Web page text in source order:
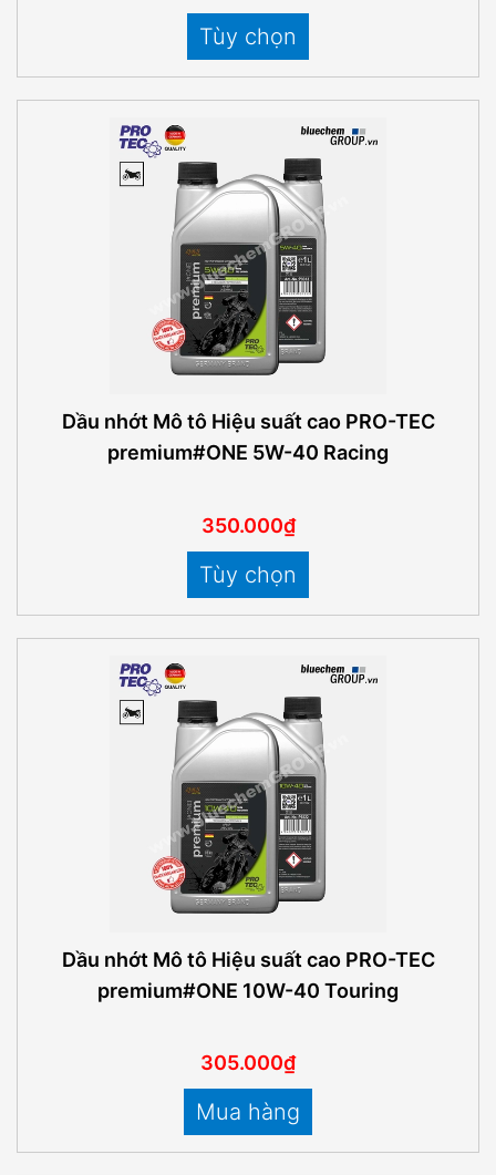
Tùy chọn
Dầu nhớt Mô tô Hiệu suất cao PRO-TEC
premium#ONE 5W-40 Racing
350.000₫
Tùy chọn
Dầu nhớt Mô tô Hiệu suất cao PRO-TEC
premium#ONE 10W-40 Touring
305.000₫
Mua hàng